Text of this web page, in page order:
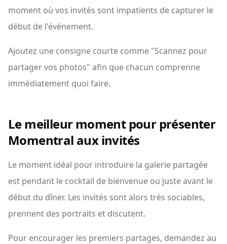
moment où vos invités sont impatients de capturer le
début de l'événement.
Ajoutez une consigne courte comme "Scannez pour
partager vos photos" afin que chacun comprenne
immédiatement quoi faire.
Le meilleur moment pour présenter
Momentral aux invités
Le moment idéal pour introduire la galerie partagée
est pendant le cocktail de bienvenue ou juste avant le
début du dîner. Les invités sont alors très sociables,
prennent des portraits et discutent.
Pour encourager les premiers partages, demandez au